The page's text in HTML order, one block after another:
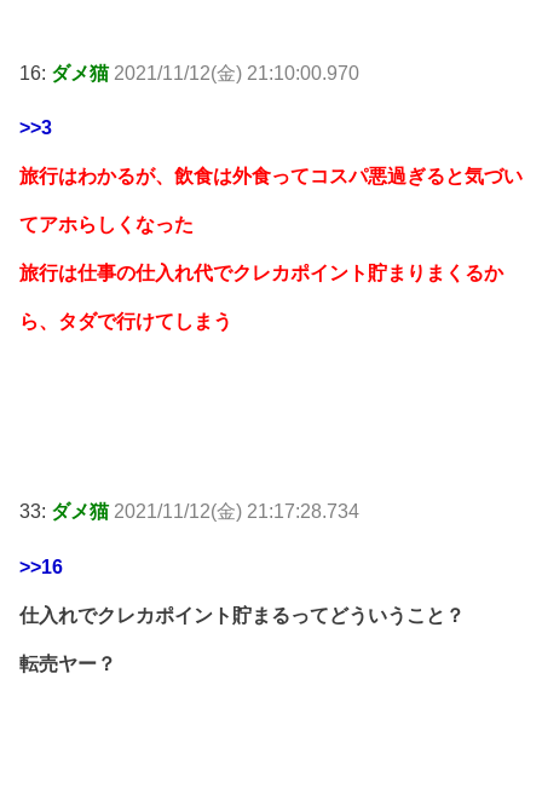
16: ダメ猫 2021/11/12(金) 21:10:00.970
>>3
旅行はわかるが、飲食は外食ってコスパ悪過ぎると気づい
てアホらしくなった
旅行は仕事の仕入れ代でクレカポイント貯まりまくるか
ら、タダで行けてしまう
33: ダメ猫 2021/11/12(金) 21:17:28.734
>>16
仕入れでクレカポイント貯まるってどういうこと？
転売ヤー？